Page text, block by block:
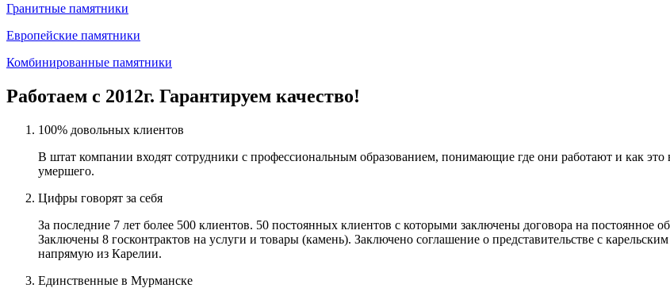
Гранитные памятники
Европейские памятники
Комбинированные памятники
Работаем с 2012г. Гарантируем качество!
100% довольных клиентов
В штат компании входят сотрудники с профессиональным образованием, понимающие где они работают и как
умершего.
Цифры говорят за себя
За последние 7 лет более 500 клиентов. 50 постоянных клиентов с которыми заключены договора на
Заключены 8 госконтрактов на услуги и товары (камень). Заключено соглашение о представительстве с
напрямую из Карелии.
Единственные в Мурманске